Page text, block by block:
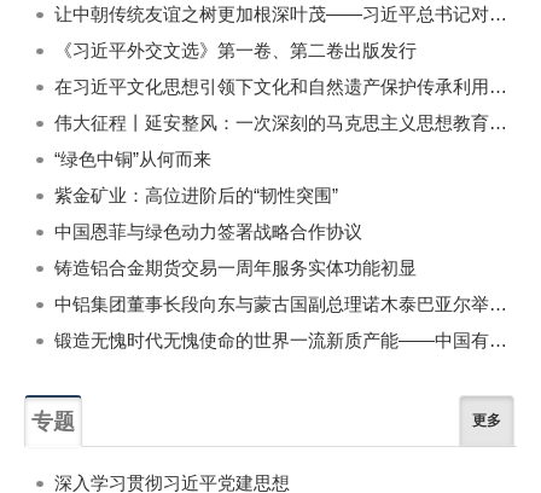
让中朝传统友谊之树更加根深叶茂——习近平总书记对朝鲜进行国事访问纪实
《习近平外交文选》第一卷、第二卷出版发行
在习近平文化思想引领下文化和自然遗产保护传承利用工作开创新局面
伟大征程丨延安整风：一次深刻的马克思主义思想教育运动
“绿色中铜”从何而来
紫金矿业：高位进阶后的“韧性突围”
中国恩菲与绿色动力签署战略合作协议
铸造铝合金期货交易一周年服务实体功能初显
中铝集团董事长段向东与蒙古国副总理诺木泰巴亚尔举行会谈
锻造无愧时代无愧使命的世界一流新质产能——中国有色金属工业的战略应对与破局之道（二）
专题 更多
深入学习贯彻习近平党建思想